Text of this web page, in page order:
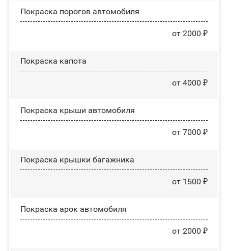
Покраска порогов автомобиля
от 2000 ₽
Покраска капота
от 4000 ₽
Покраска крыши автомобиля
от 7000 ₽
Покраска крышки багажника
от 1500 ₽
Покраска арок автомобиля
от 2000 ₽